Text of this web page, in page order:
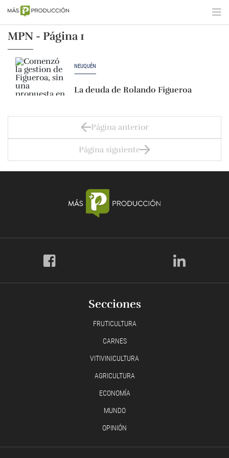
MPN - Página 1
NEUQUÉN
La deuda de Rolando Figueroa
Página anterior
Página siguiente
Secciones
FRUTICULTURA
CARNES
VITIVINICULTURA
AGRICULTURA
ECONOMÍA
MUNDO
OPINIÓN